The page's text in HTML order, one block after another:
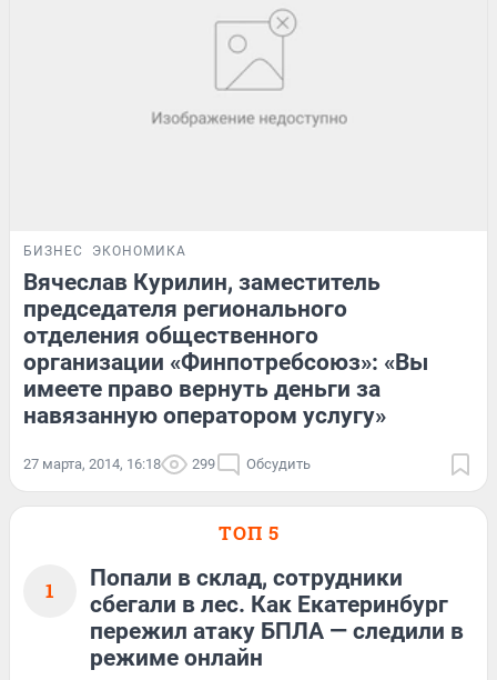
БИЗНЕС ЭКОНОМИКА
Вячеслав Курилин, заместитель
председателя регионального
отделения общественного
организации «Финпотребсоюз»: «Вы
имеете право вернуть деньги за
навязанную оператором услугу»
27 марта, 2014, 16:18 299 Обсудить
ТОП 5
1
Попали в склад, сотрудники
сбегали в лес. Как Екатеринбург
пережил атаку БПЛА — следили в
режиме онлайн